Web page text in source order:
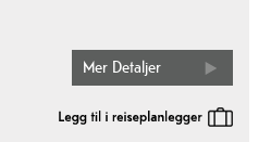
Mer Detaljer